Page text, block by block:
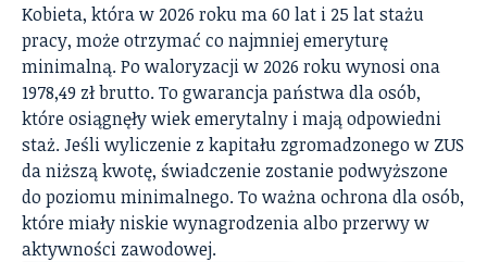
Kobieta, która w 2026 roku ma 60 lat i 25 lat stażu
pracy, może otrzymać co najmniej emeryturę
minimalną. Po waloryzacji w 2026 roku wynosi ona
1978,49 zł brutto. To gwarancja państwa dla osób,
które osiągnęły wiek emerytalny i mają odpowiedni
staż. Jeśli wyliczenie z kapitału zgromadzonego w ZUS
da niższą kwotę, świadczenie zostanie podwyższone
do poziomu minimalnego. To ważna ochrona dla osób,
które miały niskie wynagrodzenia albo przerwy w
aktywności zawodowej.